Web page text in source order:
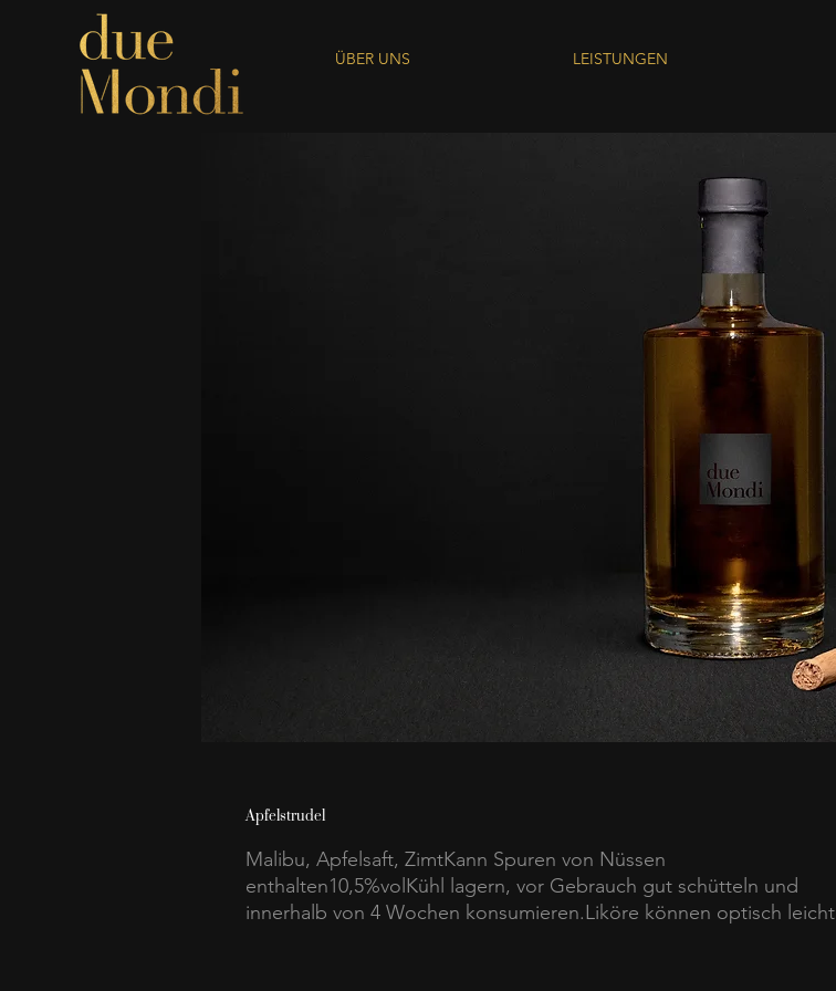
ÜBER UNS LEISTUNGEN
Apfelstrudel
Malibu, Apfelsaft, ZimtKann Spuren von Nüssen
enthalten10,5%volKühl lagern, vor Gebrauch gut schütteln und
innerhalb von 4 Wochen konsumieren.Liköre können optisch leicht